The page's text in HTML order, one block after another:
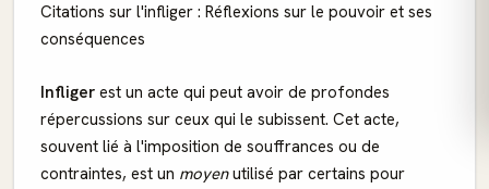
Citations sur l'infliger : Réflexions sur le pouvoir et ses
conséquences
Infliger est un acte qui peut avoir de profondes
répercussions sur ceux qui le subissent. Cet acte,
souvent lié à l'imposition de souffrances ou de
contraintes, est un moyenutilisé par certains pour